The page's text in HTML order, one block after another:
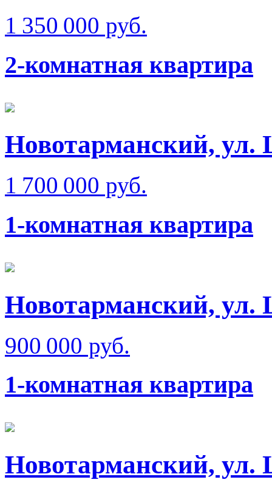
1 350 000 руб.
2-комнатная квартира
Новотарманский, ул.
1 700 000 руб.
1-комнатная квартира
Новотарманский, ул.
900 000 руб.
1-комнатная квартира
Новотарманский, ул.